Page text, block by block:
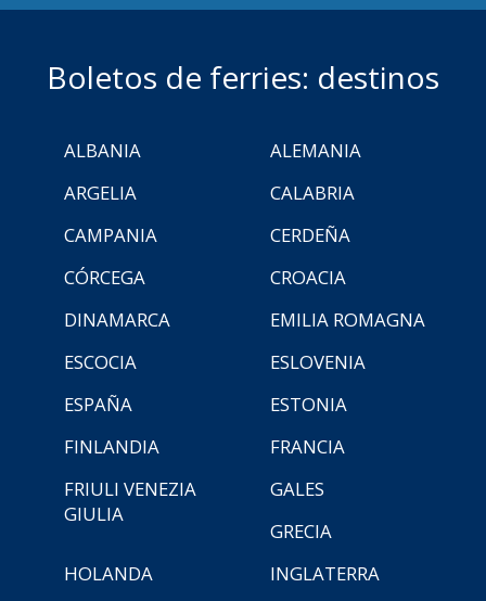
Boletos de ferries: destinos
ALBANIA
ALEMANIA
ARGELIA
CALABRIA
CAMPANIA
CERDEÑA
CÓRCEGA
CROACIA
DINAMARCA
EMILIA ROMAGNA
ESCOCIA
ESLOVENIA
ESPAÑA
ESTONIA
FINLANDIA
FRANCIA
FRIULI VENEZIA
GIULIA
GALES
GRECIA
HOLANDA
INGLATERRA